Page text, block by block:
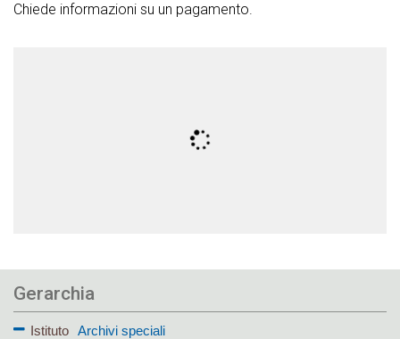
Chiede informazioni su un pagamento.
Gerarchia
Istituto
Archivi speciali